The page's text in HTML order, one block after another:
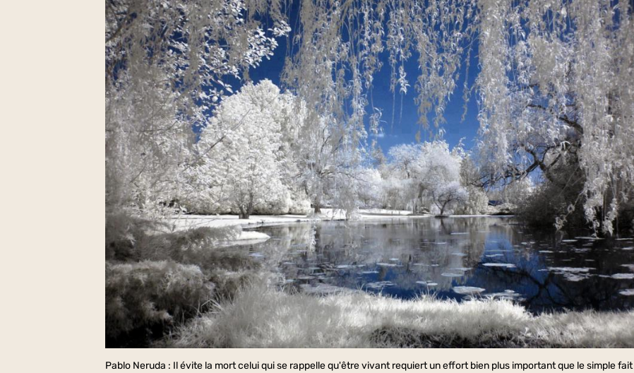
Pablo Neruda : Il évite la mort celui qui se rappelle qu'être vivant requiert un effort bien plus important que le simple fait